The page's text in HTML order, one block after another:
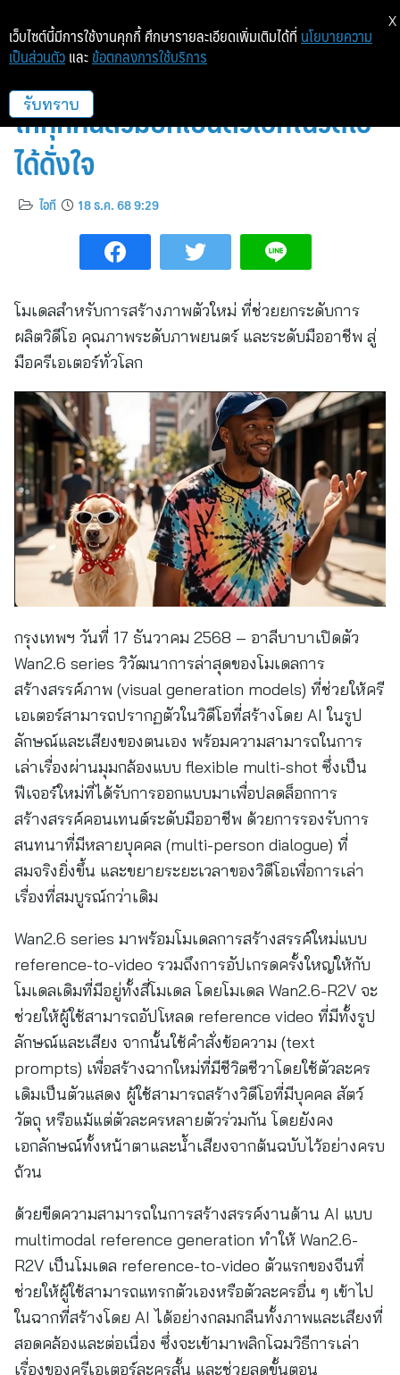
อาลีบาบาเผยโฉม Wan2.6 Series
ให้ทุกคนสวมบทเป็นตัวเอกในวิดีโอ
ได้ดั่งใจ
ไอที 18 ธ.ค. 68 9:29
โมเดลสำหรับการสร้างภาพตัวใหม่ ที่ช่วยยกระดับการ
ผลิตวิดีโอ คุณภาพระดับภาพยนตร์ และระดับมืออาชีพ สู่
มือครีเอเตอร์ทั่วโลก
กรุงเทพฯ วันที่ 17 ธันวาคม 2568 – อาลีบาบาเปิดตัว
Wan2.6 series วิวัฒนาการล่าสุดของโมเดลการ
สร้างสรรค์ภาพ (visual generation models) ที่ช่วยให้ครี
เอเตอร์สามารถปรากฏตัวในวิดีโอที่สร้างโดย AI ในรูป
ลักษณ์และเสียงของตนเอง พร้อมความสามารถในการ
เล่าเรื่องผ่านมุมกล้องแบบ flexible multi-shot ซึ่งเป็น
ฟีเจอร์ใหม่ที่ได้รับการออกแบบมาเพื่อปลดล็อกการ
สร้างสรรค์คอนเทนต์ระดับมืออาชีพ ด้วยการรองรับการ
สนทนาที่มีหลายบุคคล (multi-person dialogue) ที่
สมจริงยิ่งขึ้น และขยายระยะเวลาของวิดีโอเพื่อการเล่า
เรื่องที่สมบูรณ์กว่าเดิม
Wan2.6 series มาพร้อมโมเดลการสร้างสรรค์ใหม่แบบ
reference-to-video รวมถึงการอัปเกรดครั้งใหญ่ให้กับ
โมเดลเดิมที่มีอยู่ทั้งสี่โมเดล โดยโมเดล Wan2.6-R2V จะ
ช่วยให้ผู้ใช้สามารถอัปโหลด reference video ที่มีทั้งรูป
ลักษณ์และเสียง จากนั้นใช้คำสั่งข้อความ (text
prompts) เพื่อสร้างฉากใหม่ที่มีชีวิตชีวาโดยใช้ตัวละคร
เดิมเป็นตัวแสดง ผู้ใช้สามารถสร้างวิดีโอที่มีบุคคล สัตว์
วัตถุ หรือแม้แต่ตัวละครหลายตัวร่วมกัน โดยยังคง
เอกลักษณ์ทั้งหน้าตาและน้ำเสียงจากต้นฉบับไว้อย่างครบ
ถ้วน
ด้วยขีดความสามารถในการสร้างสรรค์งานด้าน AI แบบ
multimodal reference generation ทำให้ Wan2.6-
R2V เป็นโมเดล reference-to-video ตัวแรกของจีนที่
ช่วยให้ผู้ใช้สามารถแทรกตัวเองหรือตัวละครอื่น ๆ เข้าไป
ในฉากที่สร้างโดย AI ได้อย่างกลมกลืนทั้งภาพและเสียงที่
สอดคล้องและต่อเนื่อง ซึ่งจะเข้ามาพลิกโฉมวิธีการเล่า
เรื่องของครีเอเตอร์ละครสั้น และช่วยลดขั้นตอน
เว็บไซต์นี้มีการใช้งานคุกกี้ ศึกษารายละเอียดเพิ่มเติมได้ที่ นโยบายความ
เป็นส่วนตัว และ ข้อตกลงการใช้บริการ
รับทราบ
X